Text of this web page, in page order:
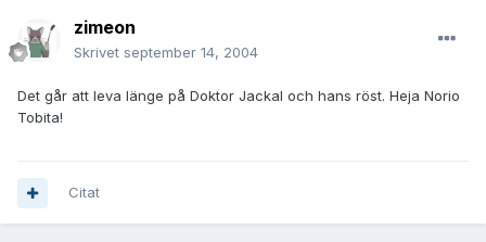
zimeon
Skrivet september 14, 2004
Det går att leva länge på Doktor Jackal och hans röst. Heja Norio
Tobita!
Citat